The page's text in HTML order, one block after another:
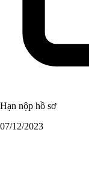
Hạn nộp hồ sơ
07/12/2023